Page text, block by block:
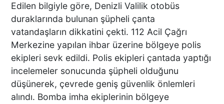
AZRAİL’E “ELDEN SONRA
GEL” DEDİ! OKEYE DEVAM
ETTİ
DENİZLİ’DEN TATİLE GİDEN
GRUBUN GÖZÜ ÖNÜNDE
TEKNE ÇALIŞANLARI
Edilen bilgiyle göre, Denizli Valilik otobüs
duraklarında bulunan şüpheli çanta
vatandaşların dikkatini çekti. 112 Acil Çağrı
Merkezine yapılan ihbar üzerine bölgeye polis
ekipleri sevk edildi. Polis ekipleri çantada yaptığı
incelemeler sonucunda şüpheli olduğunu
düşünerek, çevrede geniş güvenlik önlemleri
alındı. Bomba imha ekiplerinin bölgeye